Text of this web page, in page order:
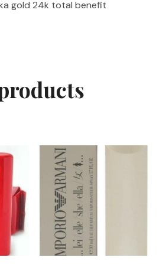
gold 24k total benefit